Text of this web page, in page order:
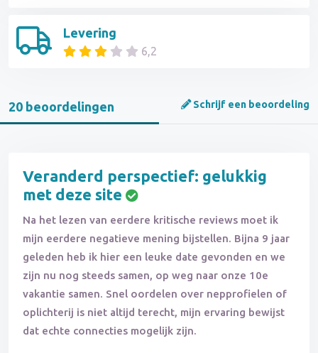
Levering
6,2
20 beoordelingen Schrijf een beoordeling
Veranderd perspectief: gelukkig
met deze site
Na het lezen van eerdere kritische reviews moet ik
mijn eerdere negatieve mening bijstellen. Bijna 9 jaar
geleden heb ik hier een leuke date gevonden en we
zijn nu nog steeds samen, op weg naar onze 10e
vakantie samen. Snel oordelen over nepprofielen of
oplichterij is niet altijd terecht, mijn ervaring bewijst
dat echte connecties mogelijk zijn.